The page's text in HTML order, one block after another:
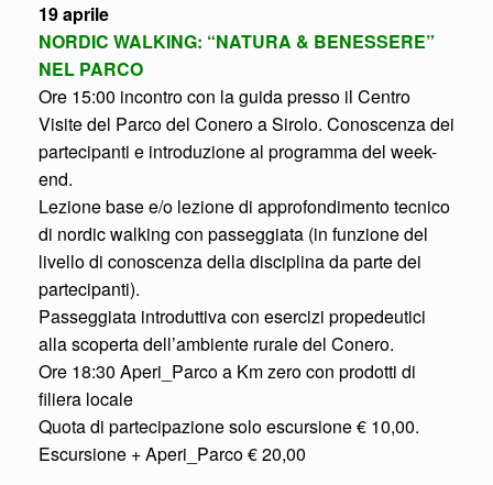
19 aprile
NORDIC WALKING: “NATURA & BENESSERE”
NEL PARCO
Ore 15:00 incontro con la guida presso il Centro
Visite del Parco del Conero a Sirolo. Conoscenza dei
partecipanti e introduzione al programma del week-
end.
Lezione base e/o lezione di approfondimento tecnico
di nordic walking con passeggiata (in funzione del
livello di conoscenza della disciplina da parte dei
partecipanti).
Passeggiata introduttiva con esercizi propedeutici
alla scoperta dell’ambiente rurale del Conero.
Ore 18:30 Aperi_Parco a Km zero con prodotti di
filiera locale
Quota di partecipazione solo escursione € 10,00.
Escursione + Aperi_Parco € 20,00